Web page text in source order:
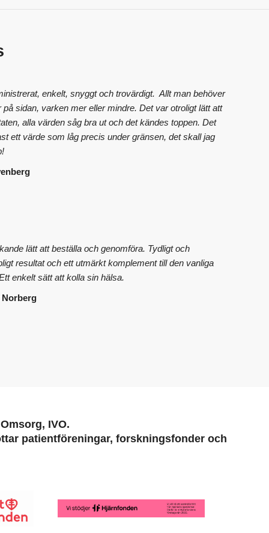
enkelt, snyggt och trovärdigt. Allt man behöver
på sidan, varken mer eller mindre. Det var otroligt lätt att
alla värden såg bra ut och det kändes toppen. Det
ett värde som låg precis under gränsen, det skall jag
lätt att beställa och genomföra. Tydligt och
resultat och ett utmärkt komplement till den vanliga
enkelt sätt att kolla sin hälsa.
Norberg
IVO.
patientföreningar, forskningsfonder och